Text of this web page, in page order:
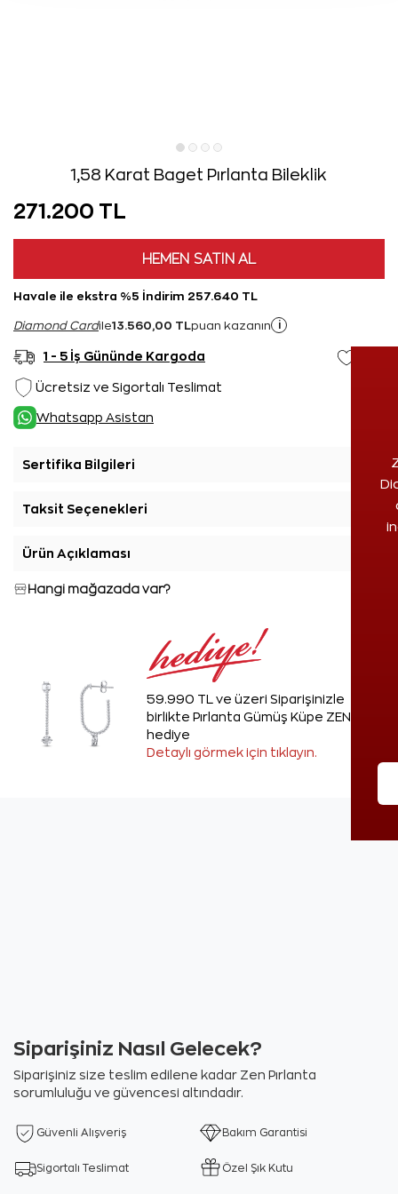
1,58 Karat Baget Pırlanta Bileklik
271.200 TL
HEMEN SATIN AL
Havale ile ekstra %5 İndirim 257.640 TL
Diamond Cardile13.560,00 TL puan kazanın i
1 - 5 İş Gününde Kargoda
Ücretsiz ve Sigortalı Teslimat
Whatsapp Asistan
Sertifika Bilgileri
Taksit Seçenekleri
Ürün Açıklaması
Hangi mağazada var?
59.990 TL ve üzeri Siparişinizle
birlikte Pırlanta Gümüş Küpe ZEN'den
hediye
Detaylı görmek için tıklayın.
Siparişiniz Nasıl Gelecek?
Siparişiniz size teslim edilene kadar Zen Pırlanta
sorumluluğu ve güvencesi altındadır.
Güvenli Alışveriş Bakım Garantisi
Sigortalı Teslimat Özel Şık Kutu